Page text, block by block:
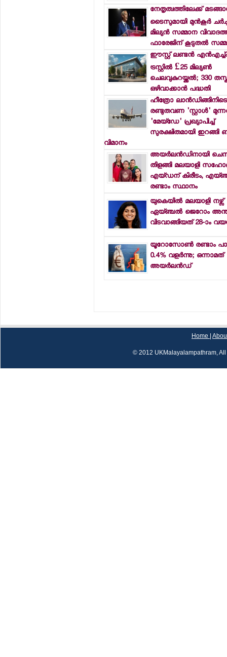
നേതൃത്വത്തിലേക്ക്
ടൈസുമായി മുന്‍കൂര്‍
മില്യന്‍ സമ്മാന
ഫാരേജിന് കൂടുതല്‍
ഈസ്റ്റ് ലണ്ടന്‍
ട്രസ്റ്റില്‍ £25 മില്യണ്‍
ചെലവുകുറയ്ക്കല്‍; 330
ഒഴിവാക്കാന്‍ പദ്ധതി
ഹീത്രോ ലാന്‍ഡിങ്ങിനിടെ
രണ്ടുതവണ 'സ്റ്റാള്‍'
'മേയ്ഡേ' പ്രഖ്യാപിച്ച്
സുരക്ഷിതമായി ഇറങ്ങി
വിമാനം
അയര്‍ലന്‍ഡിനായി
തിളങ്ങി മലയാളി
എയ്ഡന് കിരീടം,
രണ്ടാം സ്ഥാനം
യുകെയില്‍ മലയാളി നഴ്സ്
ഏയ്ഞ്ചല്‍ ജെറോം
വിടവാങ്ങിയത് 28-ാം
യൂറോസോണ്‍ രണ്ടാം
0.4% വളര്‍ന്നു; ഒന്നാമത്
അയര്‍ലന്‍ഡ്
Home
© 2012 UKMalayalampathram,